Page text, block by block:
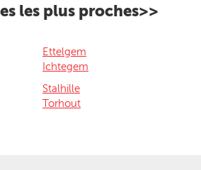
les plus proches>>
Ettelgem
Ichtegem
Stalhille
Torhout